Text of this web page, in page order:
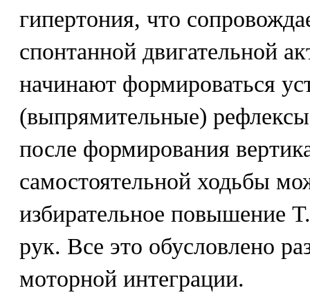
гипертония, что
спонтанной двигательной
начинают формироваться
(выпрямительные)
после формирования
самостоятельной ходьбы
избирательное повышение
рук. Все это обусловлено
моторной интеграции.